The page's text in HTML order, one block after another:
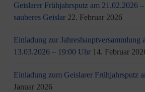
Geislarer Frühjahrsputz am 21.02.2026
sauberes Geislar 22. Februar 2026
Einladung zur Jahreshauptversammlung
13.03.2026 – 19:00 Uhr 14. Februar
Einladung zum Geislarer Frühjahrsputz
Januar 2026